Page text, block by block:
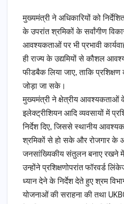
मुख्यमंत्री ने अधिकारियों को
के उपरांत श्रमिकों के सर्वांगीण
आवश्यकताओं पर भी प्रभावी
ही राज्य के उद्यमियों से कौशल
फीडबैक लिया जाए, ताकि
जोड़ा जा सके।
मुख्यमंत्री ने क्षेत्रीय आवश्यकताओं
इलेक्ट्रीशियन आदि व्यवसायों में
निर्देश दिए, जिससे स्थानीय
श्रमिकों से हो सके और रोजगार के
जनसांख्यिकीय संतुलन बनाए रखने में
उन्होंने प्रशिक्षणोपरांत फॉरवर्ड
ध्यान देने के निर्देश देते हुए श्रम
योजनाओं की सराहना की तथा